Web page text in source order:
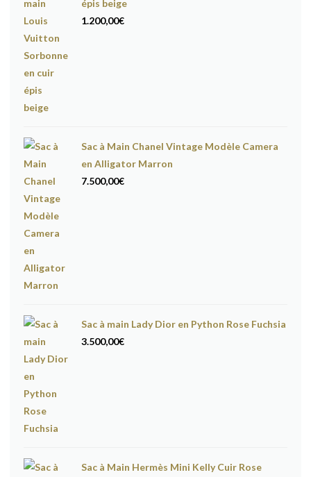
épis beige
1.200,00€
Sac à Main Chanel Vintage Modèle Camera
en Alligator Marron
7.500,00€
Sac à main Lady Dior en Python Rose Fuchsia
3.500,00€
Sac à Main Hermès Mini Kelly Cuir Rose